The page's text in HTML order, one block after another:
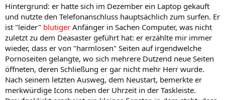
Hintergrund: er hatte sich im Dezember ein Laptop gekauft
und nutzte den Telefonanschluss hauptsächlich zum surfen. Er
ist "leider" blutiger Anfänger in Sachen Computer, was nicht
zuletzt zu dem Deasaster geführt hat: er erzählte mir immer
wieder, dass er von "harmlosen" Seiten auf irgendwelche
Pornoseiten gelangte, wo sich mehrere Dutzend neue Seiten
öffneten, deren Schließung er gar nicht mehr Herr wurde.
Nach seinem letzten Ausweg, dem Neustart, bemerkte er
merkwürdige Icons neben der Uhrzeit in der Taskleiste.